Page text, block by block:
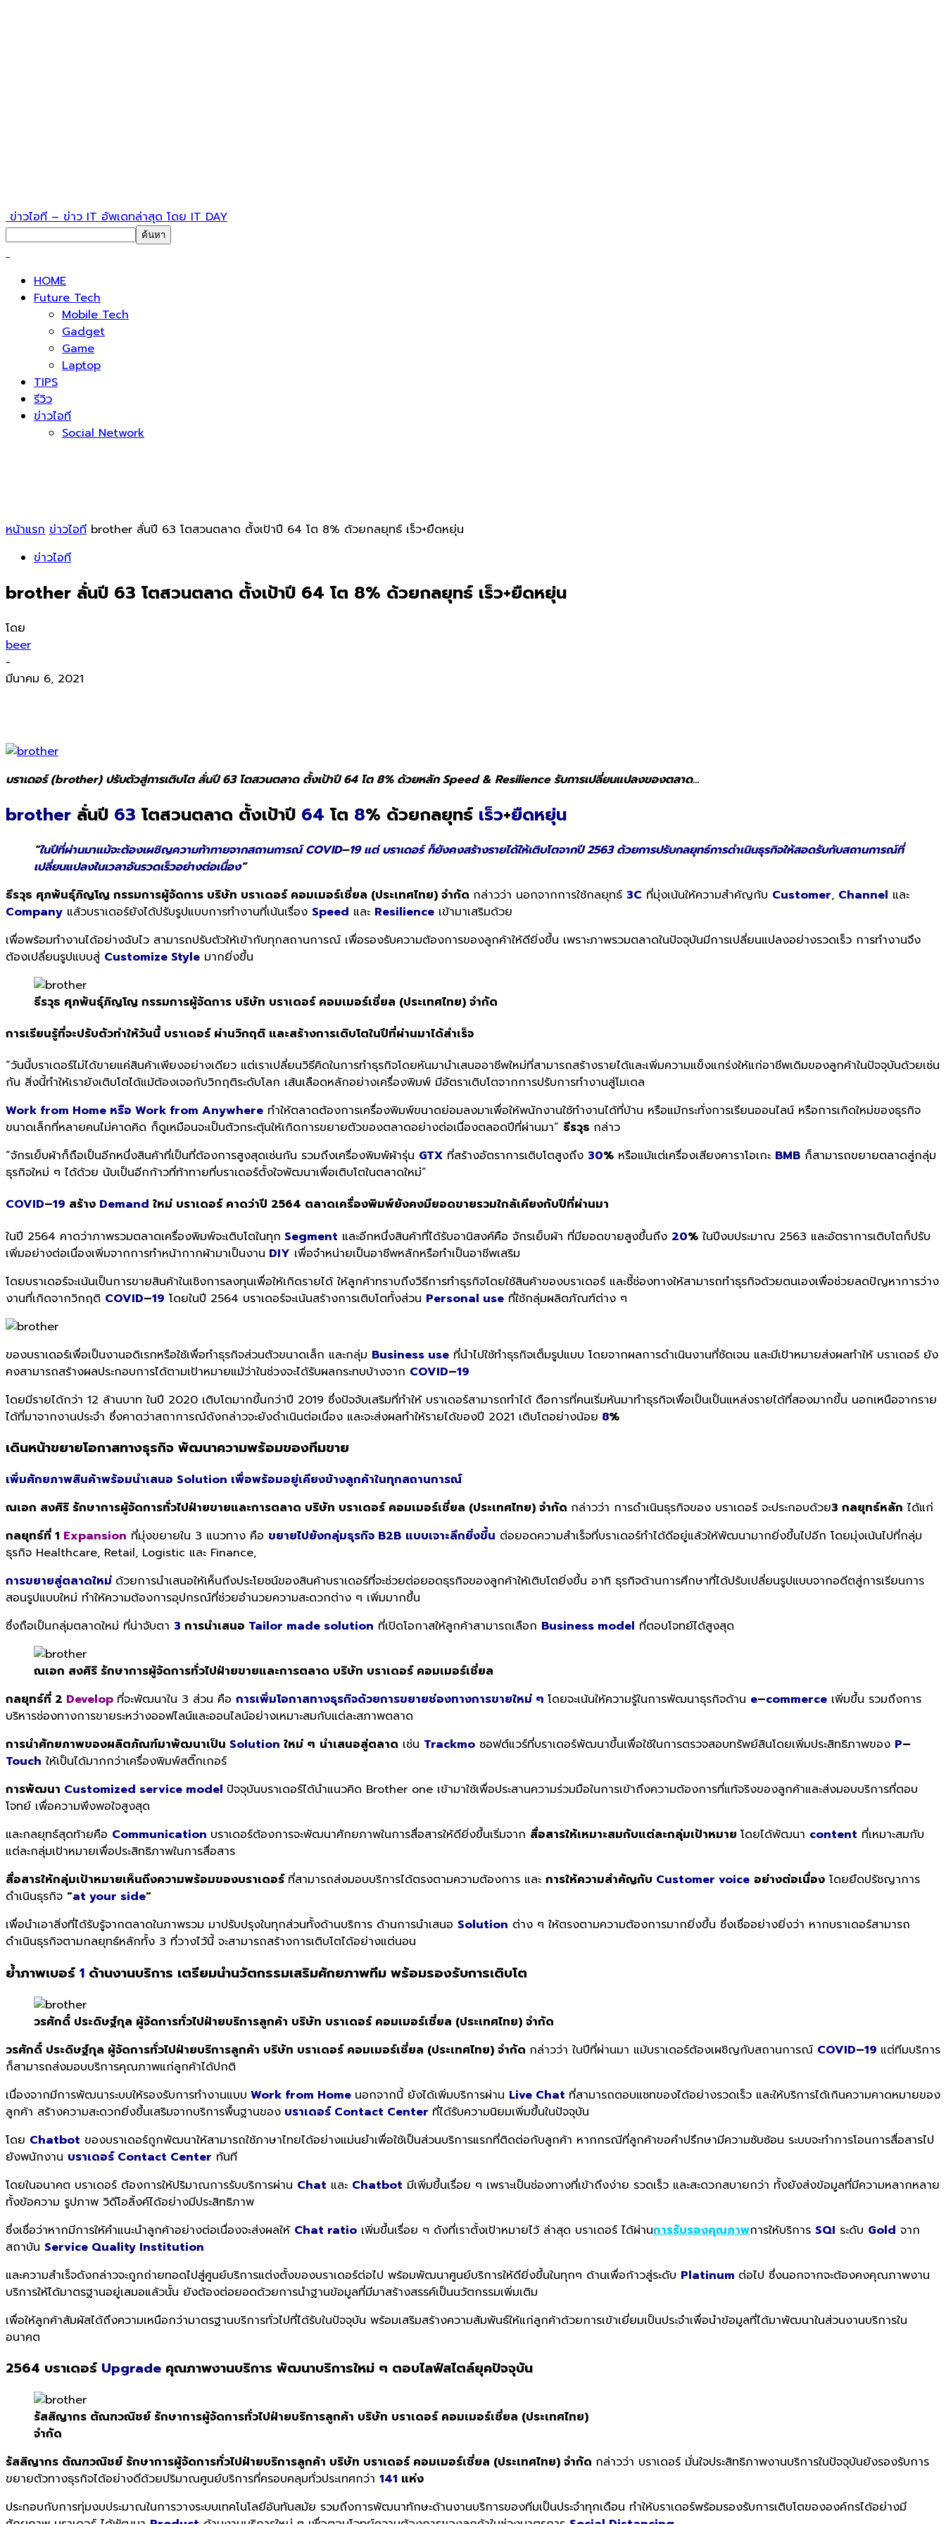
ข่าวไอที – ข่าว IT อัพเดทล่าสุด โดย IT DAY
HOME
Future Tech
Mobile Tech
Gadget
Game
Laptop
TIPS
รีวิว
ข่าวไอที
Social Network
หน้าแรก ข่าวไอที brother ลั่นปี 63 โตสวนตลาด ตั้งเป้าปี 64 โต 8% ด้วยกลยุทธ์ เร็ว+ยืดหยุ่น
ข่าวไอที
brother ลั่นปี 63 โตสวนตลาด ตั้งเป้าปี 64 โต 8% ด้วยกลยุทธ์ เร็ว+ยืดหยุ่น
โดย
beer
-
มีนาคม 6, 2021
บราเดอร์ (brother) ปรับตัวสู่การเติบโต ลั่นปี 63 โตสวนตลาด ตั้งเป้าปี 64 โต 8% ด้วยหลัก Speed & Resilience รับการเปลี่ยนแปลงของตลาด…
brother ลั่นปี 63 โตสวนตลาด ตั้งเป้าปี 64 โต 8% ด้วยกลยุทธ์ เร็ว+ยืดหยุ่น
“ในปีที่ผ่านมาแม้จะต้องเผชิญความท้าทายจากสถานการณ์ COVID–19 แต่ บราเดอร์ ก็ยังคงสร้างรายได้ให้เติบโตจากปี 2563 ด้วยการปรับกลยุทธ์การดำเนินธุรกิจให้สอดรับกับสถานการณ์ที่
เปลี่ยนแปลงในเวลาอันรวดเร็วอย่างต่อเนื่อง”
ธีรวุธ ศุภพันธุ์ภิญโญ กรรมการผู้จัดการ บริษัท บราเดอร์ คอมเมอร์เชี่ยล (ประเทศไทย) จำกัด กล่าวว่า นอกจากการใช้กลยุทธ์ 3C ที่มุ่งเน้นให้ความสำคัญกับ Customer, Channel และ
Company แล้วบราเดอร์ยังได้ปรับรูปแบบการทำงานที่เน้นเรื่อง Speed และ Resilience เข้ามาเสริมด้วย
เพื่อพร้อมทำงานได้อย่างฉับไว สามารถปรับตัวให้เข้ากับทุกสถานการณ์ เพื่อรองรับความต้องการของลูกค้าให้ดียิ่งขึ้น เพราะภาพรวมตลาดในปัจจุบันมีการเปลี่ยนแปลงอย่างรวดเร็ว การทำงานจึง
ต้องเปลี่ยนรูปแบบสู่ Customize Style มากยิ่งขึ้น
ธีรวุธ ศุภพันธุ์ภิญโญ กรรมการผู้จัดการ บริษัท บราเดอร์ คอมเมอร์เชี่ยล (ประเทศไทย) จำกัด
การเรียนรู้ที่จะปรับตัวทำให้วันนี้ บราเดอร์ ผ่านวิกฤติ และสร้างการเติบโตในปีที่ผ่านมาได้สำเร็จ
“วันนี้บราเดอร์ไม่ได้ขายแค่สินค้าเพียงอย่างเดียว แต่เราเปลี่ยนวิธีคิดในการทำธุรกิจโดยหันมานำเสนออาชีพใหม่ที่สามารถสร้างรายได้และเพิ่มความแข็งแกร่งให้แก่อาชีพเดิมของลูกค้าในปัจจุบันด้วยเช่น
กัน สิ่งนี้ทำให้เรายังเติบโตได้แม้ต้องเจอกับวิกฤติระดับโลก เส้นเลือดหลักอย่างเครื่องพิมพ์ มีอัตราเติบโตจากการปรับการทำงานสู่โมเดล
Work from Home หรือ Work from Anywhere ทำให้ตลาดต้องการเครื่องพิมพ์ขนาดย่อมลงมาเพื่อให้พนักงานใช้ทำงานได้ที่บ้าน หรือแม้กระทั่งการเรียนออนไลน์ หรือการเกิดใหม่ของธุรกิจ
ขนาดเล็กที่หลายคนไม่คาดคิด ก็ดูเหมือนจะเป็นตัวกระตุ้นให้เกิดการขยายตัวของตลาดอย่างต่อเนื่องตลอดปีที่ผ่านมา” ธีรวุธ กล่าว
“จักรเย็บผ้าก็ถือเป็นอีกหนึ่งสินค้าที่เป็นที่ต้องการสูงสุดเช่นกัน รวมถึงเครื่องพิมพ์ผ้ารุ่น GTX ที่สร้างอัตราการเติบโตสูงถึง 30% หรือแม้แต่เครื่องเสียงคาราโอเกะ BMB ก็สามารถขยายตลาดสู่กลุ่ม
ธุรกิจใหม่ ๆ ได้ด้วย นับเป็นอีกก้าวที่ท้าทายที่บราเดอร์ตั้งใจพัฒนาเพื่อเติบโตในตลาดใหม่”
COVID–19 สร้าง Demand ใหม่ บราเดอร์ คาดว่าปี 2564 ตลาดเครื่องพิมพ์ยังคงมียอดขายรวมใกล้เคียงกับปีที่ผ่านมา
ในปี 2564 คาดว่าภาพรวมตลาดเครื่องพิมพ์จะเติบโตในทุก Segment และอีกหนึ่งสินค้าที่ได้รับอานิสงค์คือ จักรเย็บผ้า ที่มียอดขายสูงขึ้นถึง 20% ในปีงบประมาณ 2563 และอัตราการเติบโตก็ปรับ
เพิ่มอย่างต่อเนื่องเพิ่มจากการทำหน้ากากผ้ามาเป็นงาน DIY เพื่อจำหน่ายเป็นอาชีพหลักหรือทำเป็นอาชีพเสริม
โดยบราเดอร์จะเน้นเป็นการขายสินค้าในเชิงการลงทุนเพื่อให้เกิดรายได้ ให้ลูกค้าทราบถึงวิธีการทำธุรกิจโดยใช้สินค้าของบราเดอร์ และชี้ช่องทางให้สามารถทำธุรกิจด้วยตนเองเพื่อช่วยลดปัญหาการว่าง
งานที่เกิดจากวิกฤติ COVID–19 โดยในปี 2564 บราเดอร์จะเน้นสร้างการเติบโตทั้งส่วน Personal use ที่ใช้กลุ่มผลิตภัณฑ์ต่าง ๆ
ของบราเดอร์เพื่อเป็นงานอดิเรกหรือใช้เพื่อทำธุรกิจส่วนตัวขนาดเล็ก และกลุ่ม Business use ที่นำไปใช้ทำธุรกิจเต็มรูปแบบ โดยจากผลการดำเนินงานที่ชัดเจน และมีเป้าหมายส่งผลทำให้ บราเดอร์ ยัง
คงสามารถสร้างผลประกอบการได้ตามเป้าหมายแม้ว่าในช่วงจะได้รับผลกระทบบ้างจาก COVID–19
โดยมีรายได้กว่า 12 ล้านบาท ในปี 2020 เติบโตมากขึ้นกว่าปี 2019 ซึ่งปัจจับเสริมที่ทำให้ บราเดอร์สามารถทำได้ ตือการที่คนเริ่มหันมาทำธุรกิจเพื่อเป็นเป็นแหล่งรายได้ที่สองมากขึ้น นอกเหนือจากราย
ได้ที่มาจากงานประจำ ซึ่งคาดว่าสถาการณ์ดังกล่าวจะยังดำเนินต่อเนื่อง และจะส่งผลทำให้รายได้ของปี 2021 เติบโตอย่างน้อย 8%
เดินหน้าขยายโอกาสทางธุรกิจ พัฒนาความพร้อมของทีมขาย
เพิ่มศักยภาพสินค้าพร้อมนำเสนอ Solution เพื่อพร้อมอยู่เคียงข้างลูกค้าในทุกสถานการณ์
ณเอก สงศิริ รักษาการผู้จัดการทั่วไปฝ่ายขายและการตลาด บริษัท บราเดอร์ คอมเมอร์เชี่ยล (ประเทศไทย) จำกัด กล่าวว่า การดำเนินธุรกิจของ บราเดอร์ จะประกอบด้วย3 กลยุทธ์หลัก ได้แก่
กลยุทธ์ที่ 1 Expansion ที่มุ่งขยายใน 3 แนวทาง คือ ขยายไปยังกลุ่มธุรกิจ B2B แบบเจาะลึกยิ่งขึ้น ต่อยอดความสำเร็จที่บราเดอร์ทำได้ดีอยู่แล้วให้พัฒนามากยิ่งขึ้นไปอีก โดยมุ่งเน้นไปที่กลุ่ม
ธุรกิจ Healthcare, Retail, Logistic และ Finance,
การขยายสู่ตลาดใหม่ ด้วยการนำเสนอให้เห็นถึงประโยชน์ของสินค้าบราเดอร์ที่จะช่วยต่อยอดธุรกิจของลูกค้าให้เติบโตยิ่งขึ้น อาทิ ธุรกิจด้านการศึกษาที่ได้ปรับเปลี่ยนรูปแบบจากอดีตสู่การเรียนการ
สอนรูปแบบใหม่ ทำให้ความต้องการอุปกรณ์ที่ช่วยอำนวยความสะดวกต่าง ๆ เพิ่มมากขึ้น
ซึ่งถือเป็นกลุ่มตลาดใหม่ ที่น่าจับตา 3 การนำเสนอ Tailor made solution ที่เปิดโอกาสให้ลูกค้าสามารถเลือก Business model ที่ตอบโจทย์ได้สูงสุด
ณเอก สงศิริ รักษาการผู้จัดการทั่วไปฝ่ายขายและการตลาด บริษัท บราเดอร์ คอมเมอร์เชี่ยล
กลยุทธ์ที่ 2 Develop ที่จะพัฒนาใน 3 ส่วน คือ การเพิ่มโอกาสทางธุรกิจด้วยการขยายช่องทางการขายใหม่ ๆ โดยจะเน้นให้ความรู้ในการพัฒนาธุรกิจด้าน e–commerce เพิ่มขึ้น รวมถึงการ
บริหารช่องทางการขายระหว่างออฟไลน์และออนไลน์อย่างเหมาะสมกับแต่ละสภาพตลาด
การนำศักยภาพของผลิตภัณฑ์มาพัฒนาเป็น Solution ใหม่ ๆ นำเสนอสู่ตลาด เช่น Trackmo ซอฟต์แวร์ที่บราเดอร์พัฒนาขึ้นเพื่อใช้ในการตรวจสอบทรัพย์สินโดยเพิ่มประสิทธิภาพของ P–
Touch ให้เป็นได้มากกว่าเครื่องพิมพ์สติ๊กเกอร์
การพัฒนา Customized service model ปัจจุบันบราเดอร์ได้นำแนวคิด Brother one เข้ามาใช้เพื่อประสานความร่วมมือในการเข้าถึงความต้องการที่แท้จริงของลูกค้าและส่งมอบบริการที่ตอบ
โจทย์ เพื่อความพึงพอใจสูงสุด
และกลยุทธ์สุดท้ายคือ Communication บราเดอร์ต้องการจะพัฒนาศักยภาพในการสื่อสารให้ดียิ่งขึ้นเริ่มจาก สื่อสารให้เหมาะสมกับแต่ละกลุ่มเป้าหมาย โดยได้พัฒนา content ที่เหมาะสมกับ
แต่ละกลุ่มเป้าหมายเพื่อประสิทธิภาพในการสื่อสาร
สื่อสารให้กลุ่มเป้าหมายเห็นถึงความพร้อมของบราเดอร์ ที่สามารถส่งมอบบริการได้ตรงตามความต้องการ และ การให้ความสำคัญกับ Customer voice อย่างต่อเนื่อง โดยยึดปรัชญาการ
ดำเนินธุรกิจ “at your side“
เพื่อนำเอาสิ่งที่ได้รับรู้จากตลาดในภาพรวม มาปรับปรุงในทุกส่วนทั้งด้านบริการ ด้านการนำเสนอ Solution ต่าง ๆ ให้ตรงตามความต้องการมากยิ่งขึ้น ซึ่งเชื่ออย่างยิ่งว่า หากบราเดอร์สามารถ
ดำเนินธุรกิจตามกลยุทธ์หลักทั้ง 3 ที่วางไว้นี้ จะสามารถสร้างการเติบโตได้อย่างแต่นอน
ย้ำภาพเบอร์ 1 ด้านงานบริการ เตรียมนำนวัตกรรมเสริมศักยภาพทีม พร้อมรองรับการเติบโต
วรศักดิ์ ประดิษฐ์กุล ผู้จัดการทั่วไปฝ่ายบริการลูกค้า บริษัท บราเดอร์ คอมเมอร์เชี่ยล (ประเทศไทย) จำกัด
วรศักดิ์ ประดิษฐ์กุล ผู้จัดการทั่วไปฝ่ายบริการลูกค้า บริษัท บราเดอร์ คอมเมอร์เชี่ยล (ประเทศไทย) จำกัด กล่าวว่า ในปีที่ผ่านมา แม้บราเดอร์ต้องเผชิญกับสถานการณ์ COVID–19 แต่ทีมบริการ
ก็สามารถส่งมอบบริการคุณภาพแก่ลูกค้าได้ปกติ
เนื่องจากมีการพัฒนาระบบให้รองรับการทำงานแบบ Work from Home นอกจากนี้ ยังได้เพิ่มบริการผ่าน Live Chat ที่สามารถตอบแชทของได้อย่างรวดเร็ว และให้บริการได้เกินความคาดหมายของ
ลูกค้า สร้างความสะดวกยิ่งขึ้นเสริมจากบริการพื้นฐานของ บราเดอร์ Contact Center ที่ได้รับความนิยมเพิ่มขึ้นในปัจจุบัน
โดย Chatbot ของบราเดอร์ถูกพัฒนาให้สามารถใช้ภาษาไทยได้อย่างแม่นยำเพื่อใช้เป็นส่วนบริการแรกที่ติดต่อกับลูกค้า หากกรณีที่ลูกค้าขอคำปรึกษามีความซับซ้อน ระบบจะทำการโอนการสื่อสารไป
ยังพนักงาน บราเดอร์ Contact Center ทันที
โดยในอนาคต บราเดอร์ ต้องการให้ปริมาณการรับบริการผ่าน Chat และ Chatbot มีเพิ่มขึ้นเรื่อย ๆ เพราะเป็นช่องทางที่เข้าถึงง่าย รวดเร็ว และสะดวกสบายกว่า ทั้งยังส่งข้อมูลที่มีความหลากหลาย
ทั้งข้อความ รูปภาพ วิดีโอลิ้งค์ได้อย่างมีประสิทธิภาพ
ซึ่งเชื่อว่าหากมีการให้คำแนะนำลูกค้าอย่างต่อเนื่องจะส่งผลให้ Chat ratio เพิ่มขึ้นเรื่อย ๆ ดังที่เราตั้งเป้าหมายไว้ ล่าสุด บราเดอร์ ได้ผ่านการรับรองคุณภาพการให้บริการ SQI ระดับ Gold จาก
สถาบัน Service Quality Institution
และความสำเร็จดังกล่าวจะถูกถ่ายทอดไปสู่ศูนย์บริการแต่งตั้งของบราเดอร์ต่อไป พร้อมพัฒนาศูนย์บริการให้ดียิ่งขึ้นในทุกๆ ด้านเพื่อก้าวสู่ระดับ Platinum ต่อไป ซึ่งนอกจากจะต้องคงคุณภาพงาน
บริการให้ได้มาตรฐานอยู่เสมอแล้วนั้น ยังต้องต่อยอดด้วยการนำฐานข้อมูลที่มีมาสร้างสรรค์เป็นนวัตกรรมเพิ่มเติม
เพื่อให้ลูกค้าสัมผัสได้ถึงความเหนือกว่ามาตรฐานบริการทั่วไปที่ได้รับในปัจจุบัน พร้อมเสริมสร้างความสัมพันธ์ให้แก่ลูกค้าด้วยการเข้าเยี่ยมเป็นประจำเพื่อนำข้อมูลที่ได้มาพัฒนาในส่วนงานบริการใน
อนาคต
2564 บราเดอร์ Upgrade คุณภาพงานบริการ พัฒนาบริการใหม่ ๆ ตอบไลฟ์สไตล์ยุคปัจจุบัน
รัสสิญากร ตัณฑวณิชย์ รักษาการผู้จัดการทั่วไปฝ่ายบริการลูกค้า บริษัท บราเดอร์ คอมเมอร์เชี่ยล (ประเทศไทย)
จำกัด
รัสสิญากร ตัณฑวณิชย์ รักษาการผู้จัดการทั่วไปฝ่ายบริการลูกค้า บริษัท บราเดอร์ คอมเมอร์เชี่ยล (ประเทศไทย) จำกัด กล่าวว่า บราเดอร์ มั่นใจประสิทธิภาพงานบริการในปัจจุบันยังรองรับการ
ขยายตัวทางธุรกิจได้อย่างดีด้วยปริมาณศูนย์บริการที่ครอบคลุมทั่วประเทศกว่า 141 แห่ง
ประกอบกับการทุ่มงบประมาณในการวางระบบเทคโนโลยีอันทันสมัย รวมถึงการพัฒนาทักษะด้านงานบริการของทีมเป็นประจำทุกเดือน ทำให้บราเดอร์พร้อมรองรับการเติบโตขององค์กรได้อย่างมี